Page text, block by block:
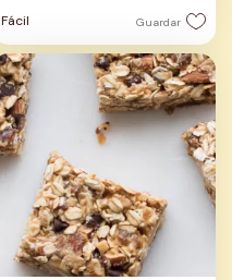
estrellas.
Fácil
Guardar